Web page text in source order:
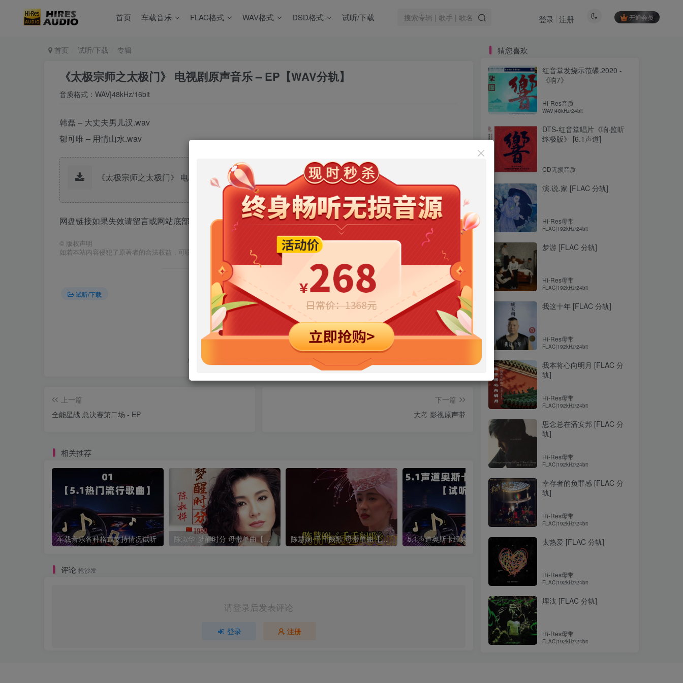
首页 车载音乐 FLAC格式 WAV格式 DSD格式 试听/下载 开通会员
登录 注册
首页 试听/下载 专辑
《太极宗师之太极门》 电视剧原声音乐 – EP【WAV分轨】
音质格式：WAV|48kHz/16bit
韩磊 – 大丈夫男儿汉.wav
郁可唯 – 用情山水.wav
《太极宗师之太极门》 电视剧原声音乐 – EP
网盘链接如果失效请留言或网站底部联系客服。 本站资源只有成通网盘，没有百度网盘（链接总掉）
© 版权声明
如若本站内容侵犯了原著者的合法权益，可联系我们进行处理！ 拒绝任何人以任何形式在本站发表与中华人民共和国法律相抵触的言论！
THE END
试听/下载
点赞 12 分享 收藏
上一篇
全能星战 总决赛第二场 - EP
下一篇
大考 影视原声带
相关推荐
车载音乐各种格式支持情况试听 陈淑华-梦醒时分 母带单曲【试听】 陈慧娴-千千阙歌 母带单曲【试听】 5.1声道奥斯卡经典歌曲【试听】 孙露 – 车站【flac 48khz/24bit】
评论 抢沙发
请登录后发表评论
登录 注册
猜您喜欢
红音堂发烧示范碟.2020 -
《响7》
Hi-Res音质
WAV|48kHz/24bit
DTS-红音堂唱片《响·监听
终极版》 [6.1声道]
CD无损音质
演.说.家 [FLAC 分轨]
Hi-Res母带
FLAC|192kHz/24bit
梦游 [FLAC 分轨]
Hi-Res母带
FLAC|192kHz/24bit
我这十年 [FLAC 分轨]
Hi-Res母带
FLAC|192kHz/24bit
我本将心向明月 [FLAC 分
轨]
Hi-Res母带
FLAC|192kHz/24bit
思念总在潘安邦 [FLAC 分
轨]
Hi-Res母带
FLAC|192kHz/24bit
幸存者的负罪感 [FLAC 分
轨]
Hi-Res母带
FLAC|192kHz/24bit
太热爱 [FLAC 分轨]
Hi-Res母带
FLAC|192kHz/24bit
埋汰 [FLAC 分轨]
Hi-Res母带
FLAC|192kHz/24bit